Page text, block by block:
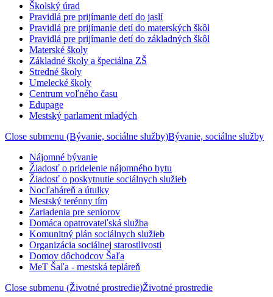
Školský úrad
Pravidlá pre prijímanie detí do jaslí
Pravidlá pre prijímanie detí do materských škôl
Pravidlá pre prijímanie detí do základných škôl
Materské školy
Základné školy a špeciálna ZŠ
Stredné školy
Umelecké školy
Centrum voľného času
Edupage
Mestský parlament mladých
Close submenu (Bývanie, sociálne služby)Bývanie, sociálne služby
Nájomné bývanie
Žiadosť o pridelenie nájomného bytu
Žiadosť o poskytnutie sociálnych služieb
Nocľaháreň a útulky
Mestský terénny tím
Zariadenia pre seniorov
Domáca opatrovateľská služba
Komunitný plán sociálnych služieb
Organizácia sociálnej starostlivosti
Domov dôchodcov Šaľa
MeT Šaľa - mestská tepláreň
Close submenu (Životné prostredie)Životné prostredie